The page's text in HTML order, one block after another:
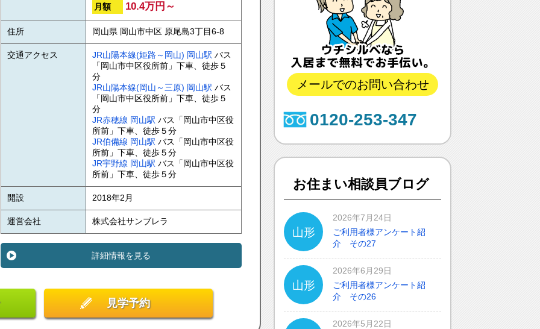
月額 10.4万円～
住所 岡山県 岡山市中区 原尾島3丁目6-8
交通アクセス JR山陽本線(姫路～岡山) 岡山駅 バス
「岡山市中区役所前」下車、徒歩５
分
JR山陽本線(岡山～三原) 岡山駅 バス
「岡山市中区役所前」下車、徒歩５
分
JR赤穂線 岡山駅 バス「岡山市中区役
所前」下車、徒歩５分
JR伯備線 岡山駅 バス「岡山市中区役
所前」下車、徒歩５分
JR宇野線 岡山駅 バス「岡山市中区役
所前」下車、徒歩５分
開設 2018年2月
運営会社 株式会社サンブレラ
詳細情報を見る
見学予約
メールでのお問い合わせ
0120-253-347
お住まい相談員ブログ
山形
2026年7月24日
ご利用者様アンケート紹
介 その27
山形
2026年6月29日
ご利用者様アンケート紹
介 その26
2026年5月22日